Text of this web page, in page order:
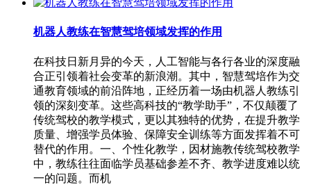
机器人教练在智慧驾培领域发挥的作用
在科技日新月异的今天，人工智能与各行各业的深度融
合正引领着社会变革的新浪潮。其中，智慧驾培作为交
通教育领域的前沿阵地，正经历着一场由机器人教练引
领的深刻变革。这些高科技的“教学助手”，不仅颠覆了
传统驾校的教学模式，更以其独特的优势，在提升教学
质量、增强学员体验、保障安全训练等方面发挥着不可
替代的作用。一、个性化教学，因材施教传统驾校教学
中，教练往往面临学员基础参差不齐、教学进度难以统
一的问题。而机